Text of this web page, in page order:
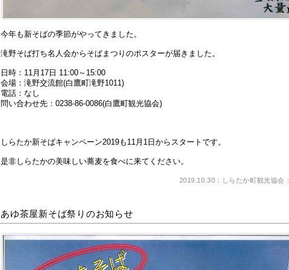
今年も新そばの季節がやってきました。
滝野そば打ち名人会からそばまつりのポスターが届きました。
日時：11月17日 11:00～15:00
会場：滝野交流館(白鷹町滝野1011)
電話：なし
問い合わせ先：0238-86-0086(白鷹町観光協会)
しらたか新そばキャンペーン2019も11月1日からスタートです。
是非しらたかの美味しい蕎麦を食べに来てください。
2019.10.30：しらたか町観光協会：
あゆ茶屋新そば祭りのお知らせ